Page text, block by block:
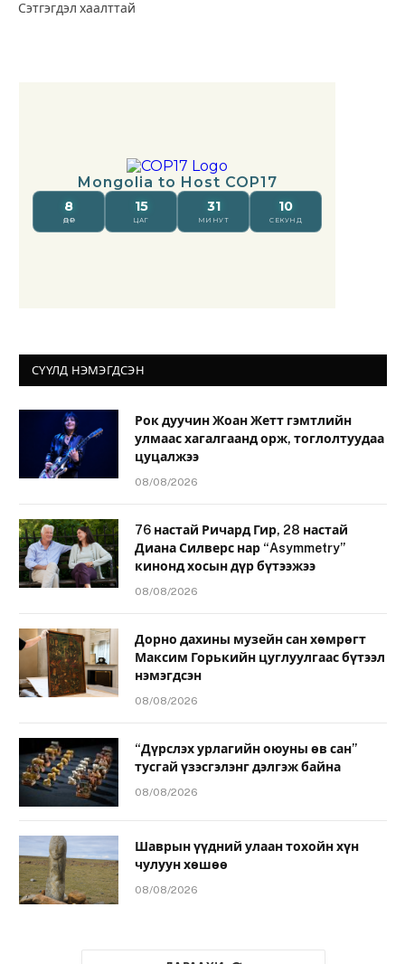
Сэтгэгдэл хаалттай
СҮҮЛД НЭМЭГДСЭН
Рок дуучин Жоан Жетт гэмтлийн
улмаас хагалгаанд орж, тоглолтуудаа
цуцалжээ
08/08/2026
76 настай Ричард Гир, 28 настай
Диана Силверс нар “Asymmetry”
кинонд хосын дүр бүтээжээ
08/08/2026
Дорно дахины музейн сан хөмрөгт
Максим Горькийн цуглуулгаас бүтээл
нэмэгдсэн
08/08/2026
“Дүрслэх урлагийн оюуны өв сан”
тусгай үзэсгэлэнг дэлгэж байна
08/08/2026
Шаврын үүдний улаан тохойн хүн
чулуун хөшөө
08/08/2026